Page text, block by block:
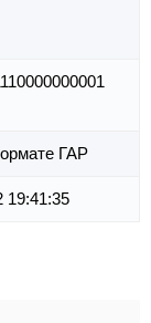
ГАР
19:41:35